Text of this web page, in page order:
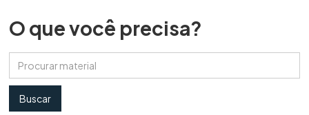
O que você precisa?